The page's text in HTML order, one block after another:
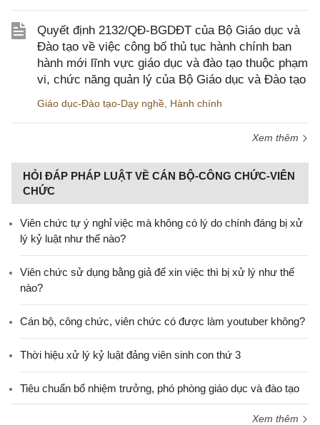
Quyết định 2132/QĐ-BGDĐT của Bộ Giáo dục và
Đào tạo về việc công bố thủ tục hành chính ban
hành mới lĩnh vực giáo dục và đào tạo thuộc phạm
vi, chức năng quản lý của Bộ Giáo dục và Đào tạo
Giáo dục-Đào tạo-Dạy nghề Hành chính
Xem thêm
HỎI ĐÁP PHÁP LUẬT VỀ CÁN BỘ-CÔNG CHỨC-VIÊN
CHỨC
Viên chức tự ý nghỉ việc mà không có lý do chính đáng bị xử
lý kỷ luật như thế nào?
Viên chức sử dụng bằng giả để xin việc thì bị xử lý như thế
nào?
Cán bộ, công chức, viên chức có được làm youtuber không?
Thời hiệu xử lý kỷ luật đảng viên sinh con thứ 3
Tiêu chuẩn bổ nhiệm trưởng, phó phòng giáo dục và đào tạo
Xem thêm